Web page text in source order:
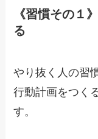
《習慣その１
る
やり抜く人の習
行動計画をつく
す。